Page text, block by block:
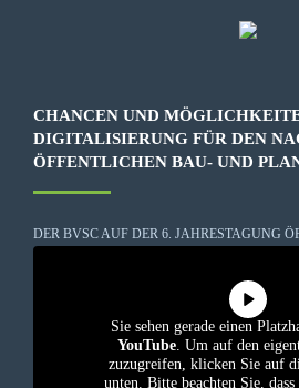
CHANCEN UND
DIGITALISIERUNG FÜR DEN
ÖFFENTLICHEN BAU- UND
DER BVSC AUF DER 6. JAHRESTAGUNG
Sie sehen gerade einen
YouTube. Um auf den
zuzugreifen, klicken Sie auf
unten. Bitte beachten Sie, dass